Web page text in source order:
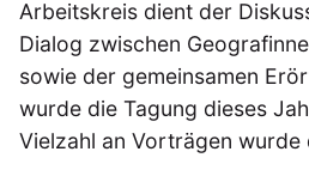
Arbeitskreis dient der
Dialog zwischen
sowie der gemeinsamen
wurde die Tagung dieses
Vielzahl an Vorträgen wurde